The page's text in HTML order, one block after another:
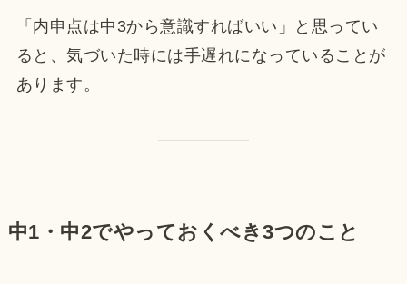
「内申点は中3から意識すればいい」と思ってい
ると、気づいた時には手遅れになっていることが
あります。
中1・中2でやっておくべき3つのこと